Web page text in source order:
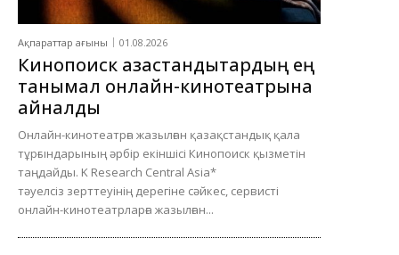
Ақпараттар ағыны 01.08.2026
Кинопоиск қазақстандықтардың ең
танымал онлайн-кинотеатрына
айналды
Онлайн-кинотеатрға жазылған қазақстандық қала
тұрғындарының әрбір екіншісі Кинопоиск қызметін
таңдайды. K Research Central Asia*
тәуелсіз зерттеуінің дерегіне сәйкес, сервисті
онлайн-кинотеатрларға жазылған...